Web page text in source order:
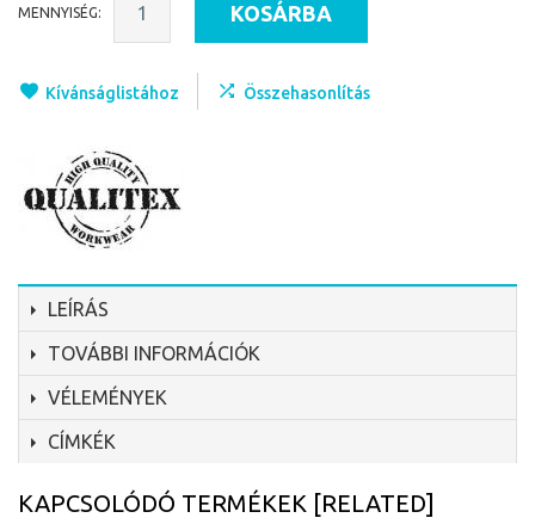
MENNYISÉG: KOSÁRBA
Kívánságlistához Összehasonlítás
LEÍRÁS
TOVÁBBI INFORMÁCIÓK
VÉLEMÉNYEK
CÍMKÉK
KAPCSOLÓDÓ TERMÉKEK [RELATED]